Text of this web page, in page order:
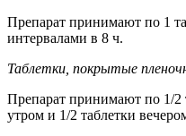
Препарат принимают по 1
интервалами в 8 ч.
Таблетки, покрытые
Препарат принимают по 1/2
утром и 1/2 таблетки